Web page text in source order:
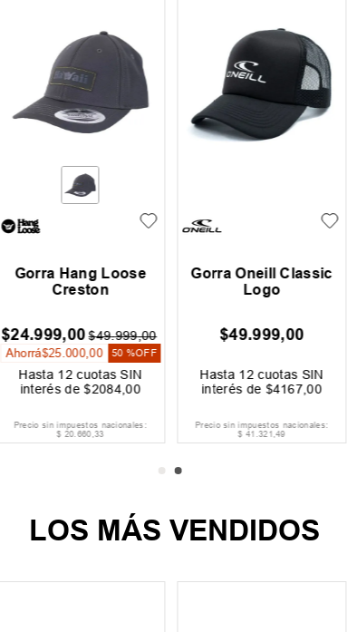
Gorra Hang Loose
Creston
$24.999,00 $49.999,00
Ahorrá$25 .000,00 50 %OFF
Hasta 12 cuotas SIN
interés de$2084 ,00
Precio sin impuestos nacionales:
$ 20.660,33
Gorra Oneill Classic
Logo
$49.999,00
Hasta 12 cuotas SIN
interés de $4167 ,00
Precio sin impuestos nacionales:
$ 41 .321,49
LOS MÁS VENDIDOS